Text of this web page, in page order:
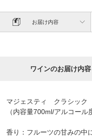
お届け内容
ワインのお届け内
マジェスティ クラシック
（内容量700ml/アルコール
香り：フルーツの甘みの中